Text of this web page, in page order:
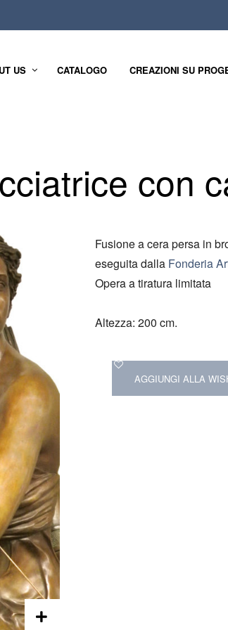
US CATALOGO CREAZIONI SU
con
Fusione a cera persa in
eseguita dalla Fonderia
Opera a tiratura limitata
Altezza: 200 cm.
AGGIUNGI ALLA